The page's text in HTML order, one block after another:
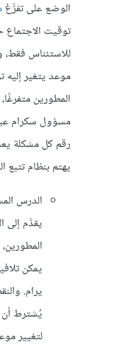
الوضع على تفرُّغ
توقيت
للاستئناس
موعد يتغير
المطورين
مسؤول سكرام
رقم كل مشكلة
يهتم بنظام تتبع
الدرس
يقدَّم إلى
يمكن
يرام.
يُشترط
لتغيير